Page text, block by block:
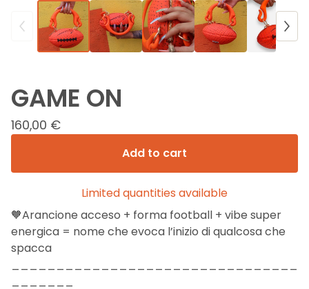
GAME ON
160,00 €
Add to cart
Limited quantities available
🧡Arancione acceso + forma football + vibe super
energica = nome che evoca l’inizio di qualcosa che
spacca